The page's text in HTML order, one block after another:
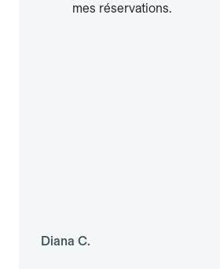
mes réservations.
Diana C.